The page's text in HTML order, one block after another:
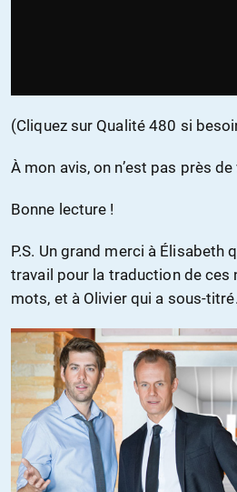
(Cliquez sur Qualité 480 si
À mon avis, on n’est pas près
Bonne lecture !
P.S. Un grand merci à Élisabeth
travail pour la traduction de ces
mots, et à Olivier qui a sous-titré.